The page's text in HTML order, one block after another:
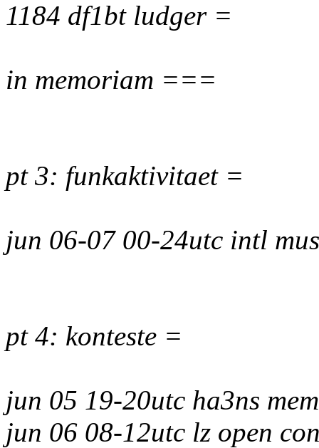
1184 df1bt ludger =
in memoriam ===
pt 3: funkaktivitaet =
jun 06-07 00-24utc intl
pt 4: konteste =
jun 05 19-20utc ha3ns
jun 06 08-12utc lz open